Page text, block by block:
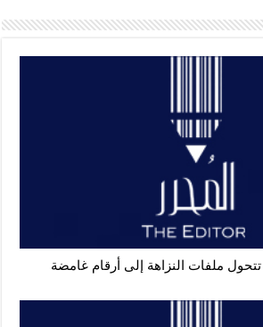
ملفات النزاهة إلى أرقام غامضة